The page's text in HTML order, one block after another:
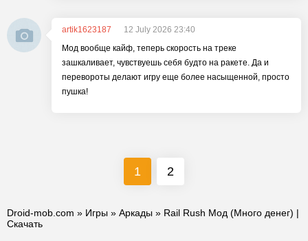
artik1623187
12 July 2026 23:40
Мод вообще кайф, теперь скорость на треке
зашкаливает, чувствуешь себя будто на ракете. Да и
перевороты делают игру еще более насыщенной, просто
пушка!
1 2
Droid-mob.com » Игры » Аркады » Rail Rush Мод (Много денег) |
Скачать